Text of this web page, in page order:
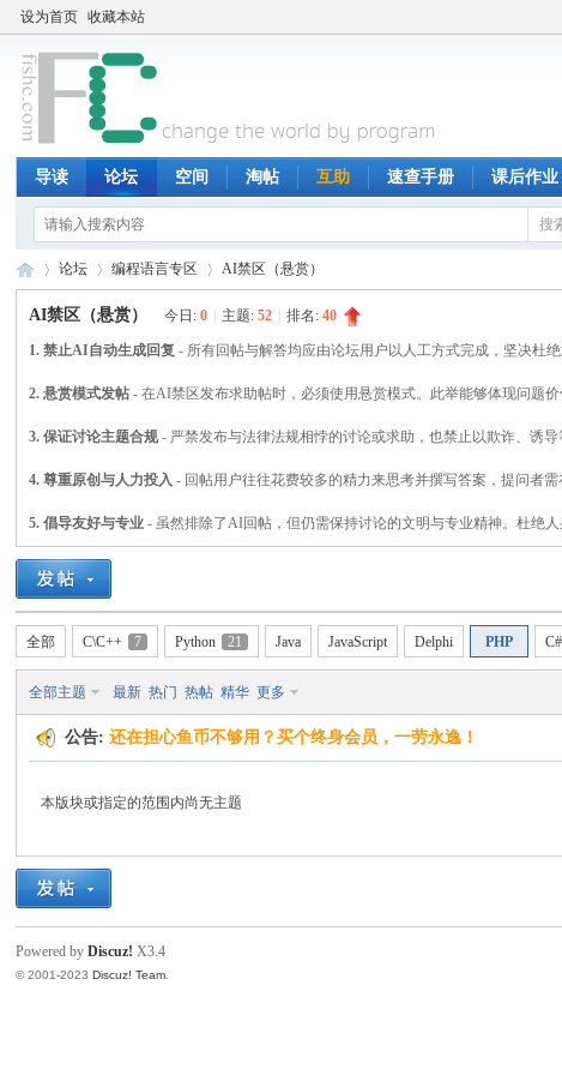
设为首页 收藏本站
导读 论坛 空间 淘帖 互助 速查手册 课后作业
搜
C
论
论坛 编程语言专区 AI禁区（悬赏）
AI禁区（悬赏） 今日:0 主题:52 排名:40
1. 禁止AI自动生成回复 - 所有回帖与解答均应由论坛用户以人工方式完成，坚决杜
2. 悬赏模式发帖 - 在AI禁区发布求助帖时，必须使用悬赏模式。此举能够体现问题
3. 保证讨论主题合规- 严禁发布与法律法规相悖的讨论或求助，也禁止以欺诈、诱
4. 尊重原创与人力投入 - 回帖用户往往花费较多的精力来思考并撰写答案，提问者
5. 倡导友好与专业 - 虽然排除了AI回帖，但仍需保持讨论的文明与专业精神。杜绝
全部 C\C++ 7 Python 21 Java JavaScript Delphi PHP C#
全部主题 最新 热门 热帖 精华 更多
公告:还在担心鱼币不够用？买个终身会员，一劳永逸！
本版块或指定的范围内尚无主题
Powered byDiscuz! X3.4
© 2001-2023Discuz! Team